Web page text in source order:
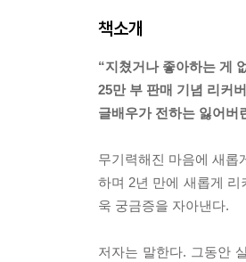
책소개
“지쳤거나 좋아하는 게
25만 부 판매 기념 리커
글배우가 전하는 잃어버
무기력해진 마음에 새롭
하며 2년 만에 새롭게
욱 궁금증을 자아낸다.
저자는 말한다. 그동안